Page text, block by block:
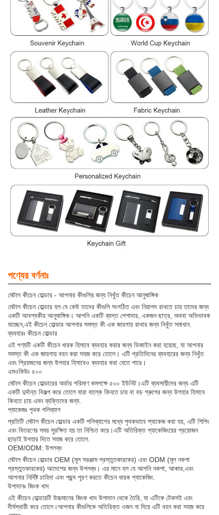
পণ্যের বর্ণনাঃ
মেটাল কীচেন হোল্ডার - আপনার কীগুলির জন্য নিখুঁত কীচেন আনুষাঙ্গিক
মেটাল কীচেন হোল্ডার হল যে কেউ তাদের কীগুলি সংগঠিত এবং নিরাপদ রাখতে চায় তাদের জন্য
একটি আবশ্যকীয় আনুষাঙ্গিক। আপনি একটি ব্যস্ত পেশাদার, একজন ছাত্র, অথবা অভিভাবক
যাচ্ছেন,এই কীচেন হোল্ডার আপনার সমস্ত কী এক জায়গায় রাখার জন্য নিখুঁত সমাধান.
ব্যবহারঃ কীচেন হোল্ডার
এই পণ্যটি একটি কীচেন ধারক হিসাবে ব্যবহার করার জন্য ডিজাইন করা হয়েছে, যা আপনার
সমস্ত কী এক জায়গায় বহন করা সহজ করে তোলে। এটি প্রতিদিনের ব্যবহারের জন্য নিখুঁত
এবং প্রিয়জনের জন্য উপহার হিসাবেও ব্যবহার করা যেতে পারে।
এমওকিউঃ ৫০০
মেটাল কীচেন হোল্ডারের অর্ডার পরিমাণ কমপক্ষে ৫০০ ইউনিট।এটি ব্যবসায়ীদের জন্য এটি
একটি দুর্দান্ত বিকল্প করে তোলে যারা বাল্কে কিনতে চায় বা বড় গ্রুপের জন্য উপহার হিসাবে
কিনতে চায় এমন ব্যক্তিদের জন্য.
প্যাকেজঃ পৃথক পলিব্যাগ
প্রতিটি মেটাল কীচেন হোল্ডার একটি পলিব্যাগের মধ্যে পৃথকভাবে প্যাকেজ করা হয়, এটি শিপিং
এবং বিতরণের সময় সুরক্ষিত হয় তা নিশ্চিত করে।এটি অতিরিক্ত প্যাকেজিংয়ের প্রয়োজন
ছাড়াই উপহার দিতে সহজ করে তোলে.
OEM/ODM: উপলব্ধ
মেটাল কীচেন হোল্ডার OEM (মূল সরঞ্জাম প্রস্তুতকারকের) এবং ODM (মূল নকশা
প্রস্তুতকারকের) আদেশের জন্য উপলব্ধ। এর মানে হল যে আপনি নকশা, আকার,এবং
আপনার নির্দিষ্ট চাহিদা এবং পছন্দ পূরণ করতে কীচেন ধারক প্যাকেজিং.
উপাদানঃ জিংক খাদ
এই কীচেন হোল্ডারটি উচ্চমানের জিংক খাদ উপাদান থেকে তৈরি, যা এটিকে টেকসই এবং
দীর্ঘস্থায়ী করে তোলে।আপনার কীগুলিকে অতিরিক্ত ওজন না দিয়ে এটি বহন করা সহজ করে